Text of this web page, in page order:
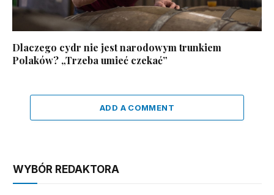
Dlaczego cydr nie jest narodowym trunkiem
Polaków? „Trzeba umieć czekać”
ADD A COMMENT
WYBÓR REDAKTORA